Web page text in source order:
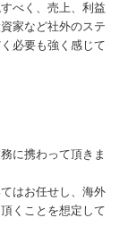
べく、売上、利益
家など社外のステ
必要も強く感じて
に携わって頂きま
はお任せし、海外
くことを想定して